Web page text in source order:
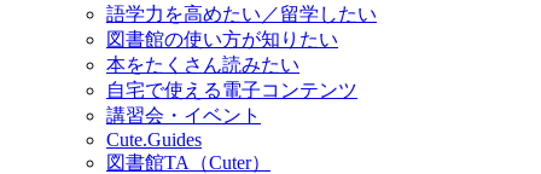
語学力を高めたい／留学したい
図書館の使い方が知りたい
本をたくさん読みたい
自宅で使える電子コンテンツ
講習会・イベント
Cute.Guides
図書館TA（Cuter）